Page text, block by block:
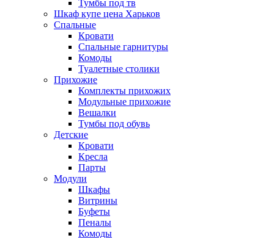
Тумбы под тв
Шкаф купе цена Харьков
Спальные
Кровати
Спальные гарнитуры
Комоды
Туалетные столики
Прихожие
Комплекты прихожих
Модульные прихожие
Вешалки
Тумбы под обувь
Детские
Кровати
Кресла
Парты
Модули
Шкафы
Витрины
Буфеты
Пеналы
Комоды